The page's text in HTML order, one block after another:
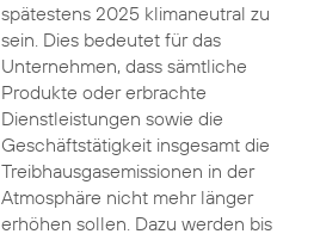
spätestens 2025 klimaneutral zu
sein. Dies bedeutet für das
Unternehmen, dass sämtliche
Produkte oder erbrachte
Dienstleistungen sowie die
Geschäftstätigkeit insgesamt die
Treibhausgasemissionen in der
Atmosphäre nicht mehr länger
erhöhen sollen. Dazu werden bis